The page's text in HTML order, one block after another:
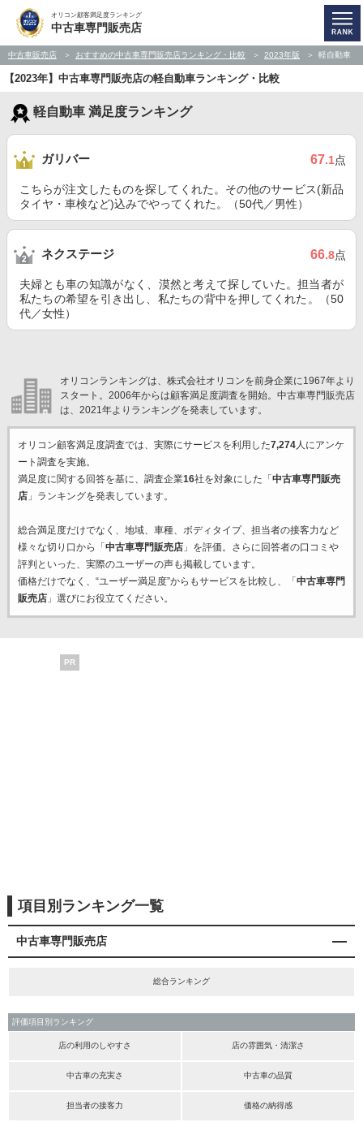
オリコン顧客満足度ランキング
中古車専門販売店
中古車販売店 おすすめの中古車専門販売店ランキング・比較 2023年版 軽自動車
【2023年】中古車専門販売店の軽自動車ランキング・比較
軽自動車 満足度ランキング
ガリバー 67.1点
こちらが注文したものを探してくれた。その他のサービス(新品
タイヤ・車検など)込みでやってくれた。（50代／男性）
ネクステージ 66.8点
夫婦とも車の知識がなく、漠然と考えて探していた。担当者が
私たちの希望を引き出し、私たちの背中を押してくれた。（50
代／女性）
オリコンランキングは、株式会社オリコンを前身企業に1967年より
スタート。2006年からは顧客満足度調査を開始。中古車専門販売店
は、2021年よりランキングを発表しています。
オリコン顧客満足度調査では、実際にサービスを利用した7,274人にアンケ
ート調査を実施。
満足度に関する回答を基に、調査企業16社を対象にした「 中古車専門販売
店」ランキングを発表しています。
総合満足度だけでなく、地域、車種、ボディタイプ、担当者の接客力など
様々な切り口から「 中古車専門販売店」を評価。さらに回答者の口コミや
評判といった、実際のユーザーの声も掲載しています。
価格だけでなく、“ユーザー満足度”からもサービスを比較し、「 中古車専門
販売店」選びにお役立てください。
PR
項目別ランキング一覧
中古車専門販売店
総合ランキング
評価項目別ランキング
店の利用のしやすさ 店の雰囲気・清潔さ
中古車の充実さ 中古車の品質
担当者の接客力 価格の納得感